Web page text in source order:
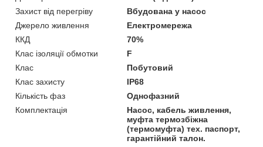
Захист від перегріву
Вбудована у насос
Джерело живлення
Електромережа
ККД
70%
Клас ізоляції обмотки
F
Клас
Побутовий
Клас захисту
IP68
Кількість фаз
Однофазний
Комплектація
Насос, кабель живлення,
муфта термозбіжна
(термомуфта) тех. паспорт,
гарантійний талон.